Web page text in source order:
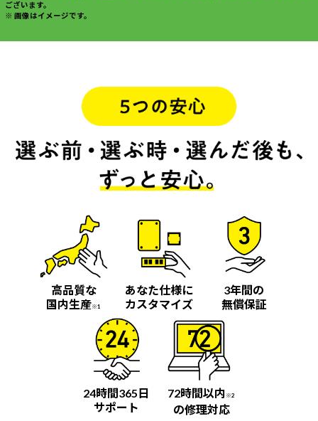
ございます。
※ 画像はイメージです。
高品質な
国内生産※1
あなた仕様に
カスタマイズ
3年間の
無償保証
24時間365日
サポート
72時間以内 ※2
の修理対応